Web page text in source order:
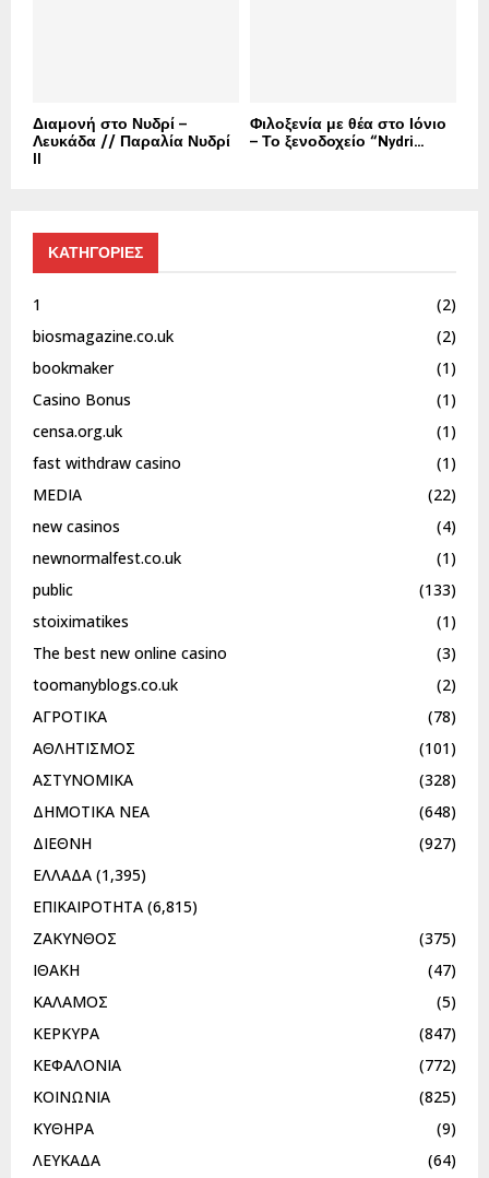
Διαμονή στο Νυδρί –
Λευκάδα // Παραλία Νυδρί
II
Φιλοξενία με θέα στο Ιόνιο
– Το ξενοδοχείο “Nydri...
ΚΑΤΗΓΟΡΙΕΣ
1
(2)
biosmagazine.co.uk
(2)
bookmaker
(1)
Casino Bonus
(1)
censa.org.uk
(1)
fast withdraw casino
(1)
MEDIA
(22)
new casinos
(4)
newnormalfest.co.uk
(1)
public
(133)
stoiximatikes
(1)
The best new online casino
(3)
toomanyblogs.co.uk
(2)
ΑΓΡΟΤΙΚΑ
(78)
ΑΘΛΗΤΙΣΜΟΣ
(101)
ΑΣΤΥΝΟΜΙΚΑ
(328)
ΔΗΜΟΤΙΚΑ ΝΕΑ
(648)
ΔΙΕΘΝΗ
(927)
ΕΛΛΑΔΑ (1,395)
ΕΠΙΚΑΙΡΟΤΗΤΑ (6,815)
ΖΑΚΥΝΘΟΣ
(375)
ΙΘΑΚΗ
(47)
ΚΑΛΑΜΟΣ
(5)
ΚΕΡΚΥΡΑ
(847)
ΚΕΦΑΛΟΝΙΑ
(772)
ΚΟΙΝΩΝΙΑ
(825)
ΚΥΘΗΡΑ
(9)
ΛΕΥΚΑΔΑ
(64)